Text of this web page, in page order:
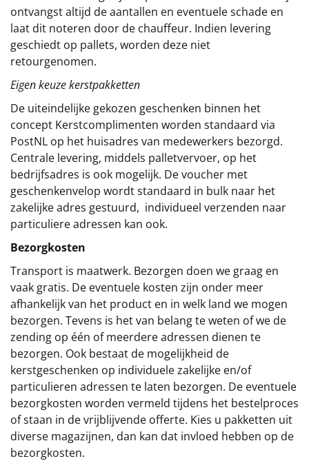
ontvangst altijd de aantallen en eventuele schade en
laat dit noteren door de chauffeur. Indien levering
geschiedt op pallets, worden deze niet
retourgenomen.
Eigen keuze kerstpakketten
De uiteindelijke gekozen geschenken binnen het
concept Kerstcomplimenten worden standaard via
PostNL op het huisadres van medewerkers bezorgd.
Centrale levering, middels palletvervoer, op het
bedrijfsadres is ook mogelijk. De voucher met
geschenkenvelop wordt standaard in bulk naar het
zakelijke adres gestuurd, individueel verzenden naar
particuliere adressen kan ook.
Bezorgkosten
Transport is maatwerk. Bezorgen doen we graag en
vaak gratis. De eventuele kosten zijn onder meer
afhankelijk van het product en in welk land we mogen
bezorgen. Tevens is het van belang te weten of we de
zending op één of meerdere adressen dienen te
bezorgen. Ook bestaat de mogelijkheid de
kerstgeschenken op individuele zakelijke en/of
particulieren adressen te laten bezorgen. De eventuele
bezorgkosten worden vermeld tijdens het bestelproces
of staan in de vrijblijvende offerte. Kies u pakketten uit
diverse magazijnen, dan kan dat invloed hebben op de
bezorgkosten.